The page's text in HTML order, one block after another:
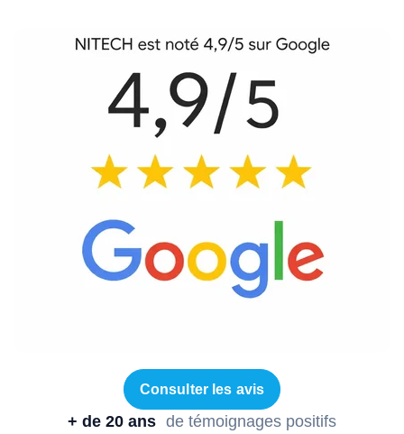
Consulter les avis
+ de 20 ans de témoignages positifs